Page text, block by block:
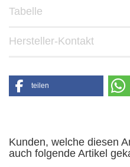
Tabelle
Hersteller-Kontakt
teilen
Kunden, welche diesen
auch folgende Artikel